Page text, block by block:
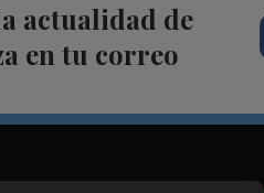
actualidad de
en tu correo